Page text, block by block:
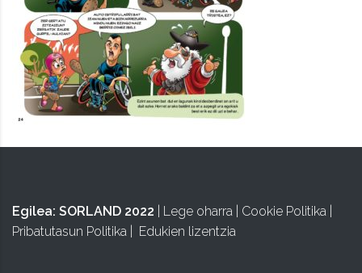
Egilea: SORLAND 2022 Lege oharra Cookie Politika
Pribatutasun Politika
Edukien lizentzia